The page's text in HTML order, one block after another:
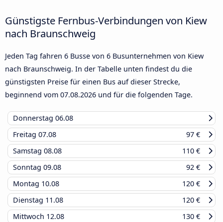
Günstigste Fernbus-Verbindungen von Kiew
nach Braunschweig
Jeden Tag fahren 6 Busse von 6 Busunternehmen von Kiew
nach Braunschweig. In der Tabelle unten findest du die
günstigsten Preise für einen Bus auf dieser Strecke,
beginnend vom 07.08.2026 und für die folgenden Tage.
Donnerstag 06.08
Freitag 07.08
97 €
Samstag 08.08
110 €
Sonntag 09.08
92 €
Montag 10.08
120 €
Dienstag 11.08
120 €
Mittwoch 12.08 130 €